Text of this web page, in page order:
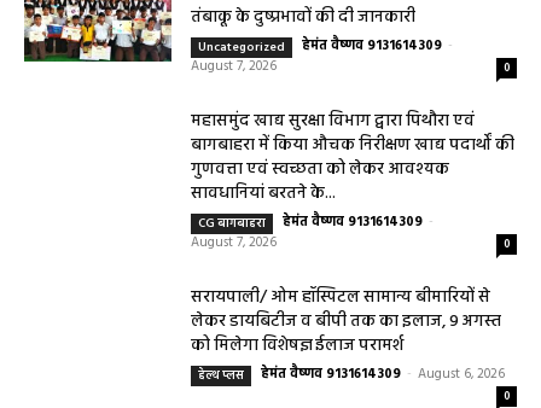
तंबाकू के दुष्प्रभावों की दी जानकारी
Uncategorized हेमंत वैष्णव 9131614309 -
August 7, 2026
0
महासमुंद खाद्य सुरक्षा विभाग द्वारा पिथौरा एवं
बागबाहरा में किया औचक निरीक्षण खाद्य पदार्थों की
गुणवत्ता एवं स्वच्छता को लेकर आवश्यक
सावधानियां बरतने के...
CG बागबाहरा हेमंत वैष्णव 9131614309 -
August 7, 2026
0
सरायपाली/ ओम हॉस्पिटल सामान्य बीमारियों से
लेकर डायबिटीज व बीपी तक का इलाज, 9 अगस्त
को मिलेगा विशेषज्ञ ईलाज परामर्श
हेल्थ प्लस हेमंत वैष्णव 9131614309 - August 6, 2026
0